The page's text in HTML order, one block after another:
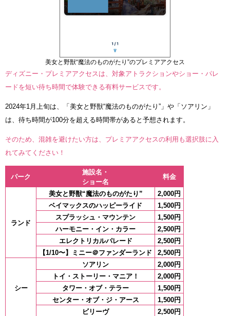
美女と野獣“魔法のものがたり”のプレミアアクセス
ディズニー・プレミアアクセスは、対象アトラクションやショー・パレ
ードを短い待ち時間で体験できる有料サービスです。
2024年1月上旬は、「美女と野獣“魔法のものがたり”」や「ソアリン」
は、待ち時間が100分を超える時間帯があると予想されます。
そのため、混雑を避けたい方は、プレミアアクセスの利用も選択肢に入
れてみてください！
パーク
施設名・
ショー名
料金
ランド
美女と野獣“魔法のものがたり”
2,000円
ベイマックスのハッピーライド
1,500円
スプラッシュ・マウンテン
1,500円
ハーモニー・イン・カラー
2,500円
エレクトリカルパレード
2,500円
【1/10〜】ミニー＠ファンダーランド
2,500円
シー
ソアリン
2,000円
トイ・ストーリー・マニア！
2,000円
タワー・オブ・テラー
1,500円
センター・オブ・ジ・アース
1,500円
ビリーヴ
2,500円